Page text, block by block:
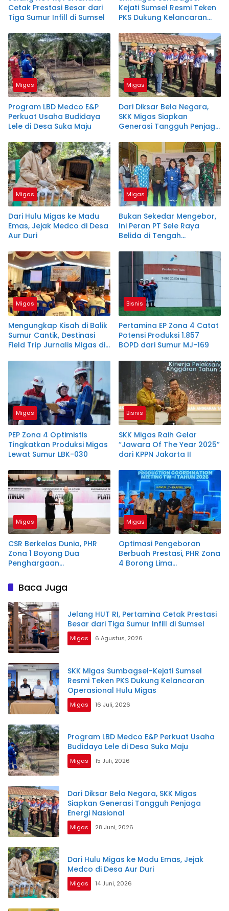
Cetak Prestasi Besar dari
Tiga Sumur Infill di Sumsel
Kejati Sumsel Resmi Teken
PKS Dukung Kelancaran
Migas
Program LBD Medco E&P
Perkuat Usaha Budidaya
Lele di Desa Suka Maju
Migas
Dari Diksar Bela Negara,
SKK Migas Siapkan
Generasi Tangguh Penjaga
Migas
Dari Hulu Migas ke Madu
Emas, Jejak Medco di Desa
Aur Duri
Migas
Bukan Sekedar Mengebor,
Ini Peran PT Sele Raya
Belida di Tengah
Migas
Mengungkap Kisah di Balik
Sumur Cantik, Destinasi
Field Trip Jurnalis Migas di
Bisnis
Pertamina EP Zona 4 Catat
Potensi Produksi 1.857
BOPD dari Sumur MJ-169
Migas
PEP Zona 4 Optimistis
Tingkatkan Produksi Migas
Lewat Sumur LBK-030
Bisnis
SKK Migas Raih Gelar
“Jawara Of The Year 2025”
dari KPPN Jakarta II
Migas
CSR Berkelas Dunia, PHR
Zona 1 Boyong Dua
Penghargaan
Migas
Optimasi Pengeboran
Berbuah Prestasi, PHR Zona
4 Borong Lima
Baca Juga
Jelang HUT RI, Pertamina Cetak Prestasi
Besar dari Tiga Sumur Infill di Sumsel
Migas 6 Agustus, 2026
SKK Migas Sumbagsel-Kejati Sumsel
Resmi Teken PKS Dukung Kelancaran
Operasional Hulu Migas
Migas 16 Juli, 2026
Program LBD Medco E&P Perkuat Usaha
Budidaya Lele di Desa Suka Maju
Migas 15 Juli, 2026
Dari Diksar Bela Negara, SKK Migas
Siapkan Generasi Tangguh Penjaga
Energi Nasional
Migas 28 Juni, 2026
Dari Hulu Migas ke Madu Emas, Jejak
Medco di Desa Aur Duri
Migas 14 Juni, 2026